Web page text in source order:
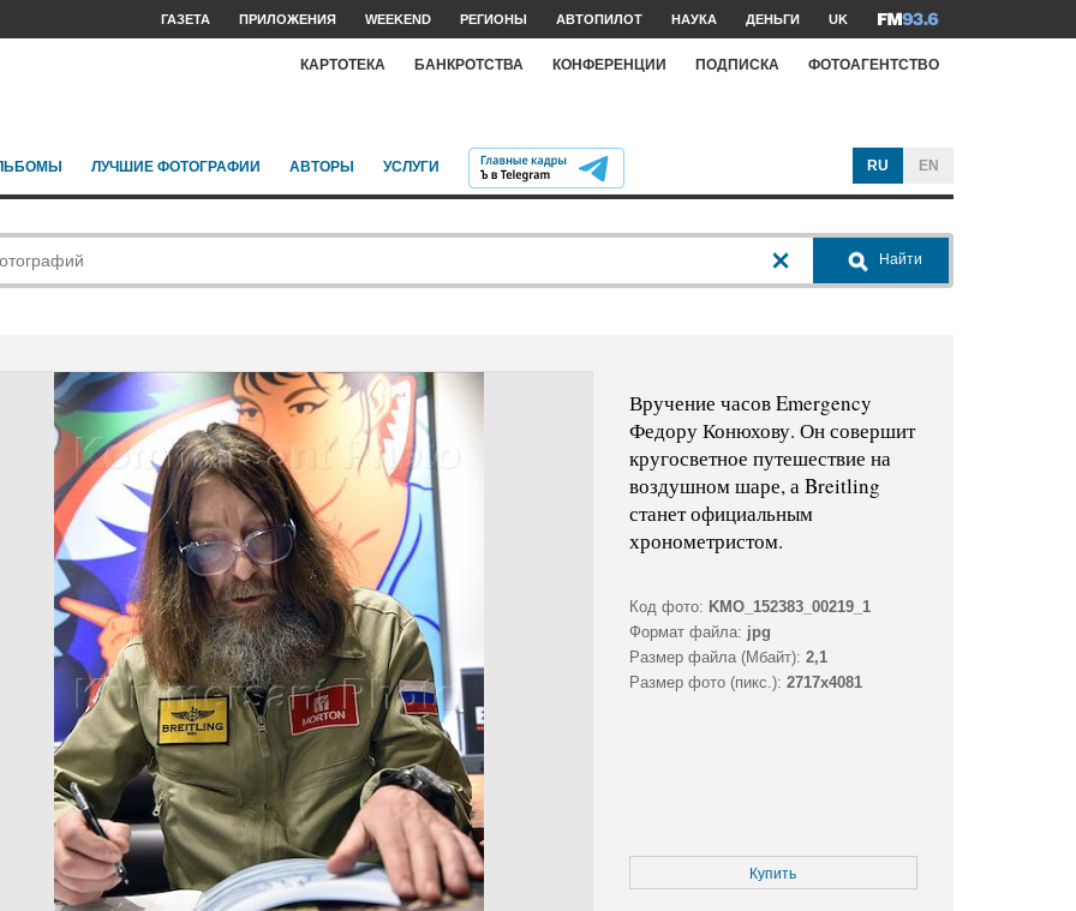
ГАЗЕТА ПРИЛОЖЕНИЯ WEEKEND РЕГИОНЫ АВТОПИЛОТ НАУКА ДЕНЬГИ UK
КАРТОТЕКА БАНКРОТСТВА КОНФЕРЕНЦИИ ПОДПИСКА ФОТОАГЕНТСТВО
ЛУЧШИЕ ФОТОГРАФИИ АВТОРЫ УСЛУГИ RU EN
Найти
Вручение часов Emergency
Федору Конюхову. Он совершит
кругосветное путешествие на
воздушном шаре, а Breitling
станет официальным
хронометристом.
Код фото: KMO_152383_00219_1
Формат файла: jpg
Размер файла (Мбайт): 2,1
Размер фото (пикс.): 2717x4081
Купить